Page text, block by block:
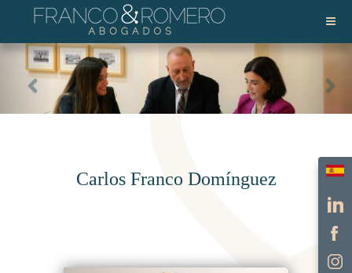
Carlos Franco Domínguez